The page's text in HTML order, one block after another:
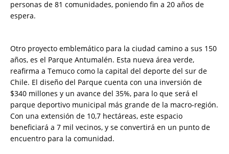
personas de 81 comunidades, poniendo fin a 20 años de
espera.
Otro proyecto emblemático para la ciudad camino a sus 150
años, es el Parque Antumalén. Esta nueva área verde,
reafirma a Temuco como la capital del deporte del sur de
Chile. El diseño del Parque cuenta con una inversión de
$340 millones y un avance del 35%, para lo que será el
parque deportivo municipal más grande de la macro-región.
Con una extensión de 10,7 hectáreas, este espacio
beneficiará a 7 mil vecinos, y se convertirá en un punto de
encuentro para la comunidad.